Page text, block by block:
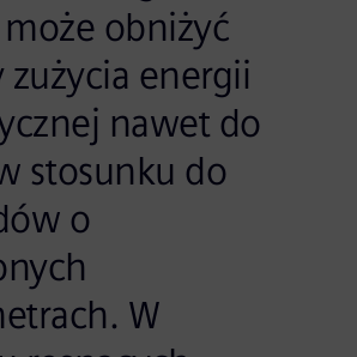
obniżyć
zużycia energii
nawet do
stosunku do
o
W